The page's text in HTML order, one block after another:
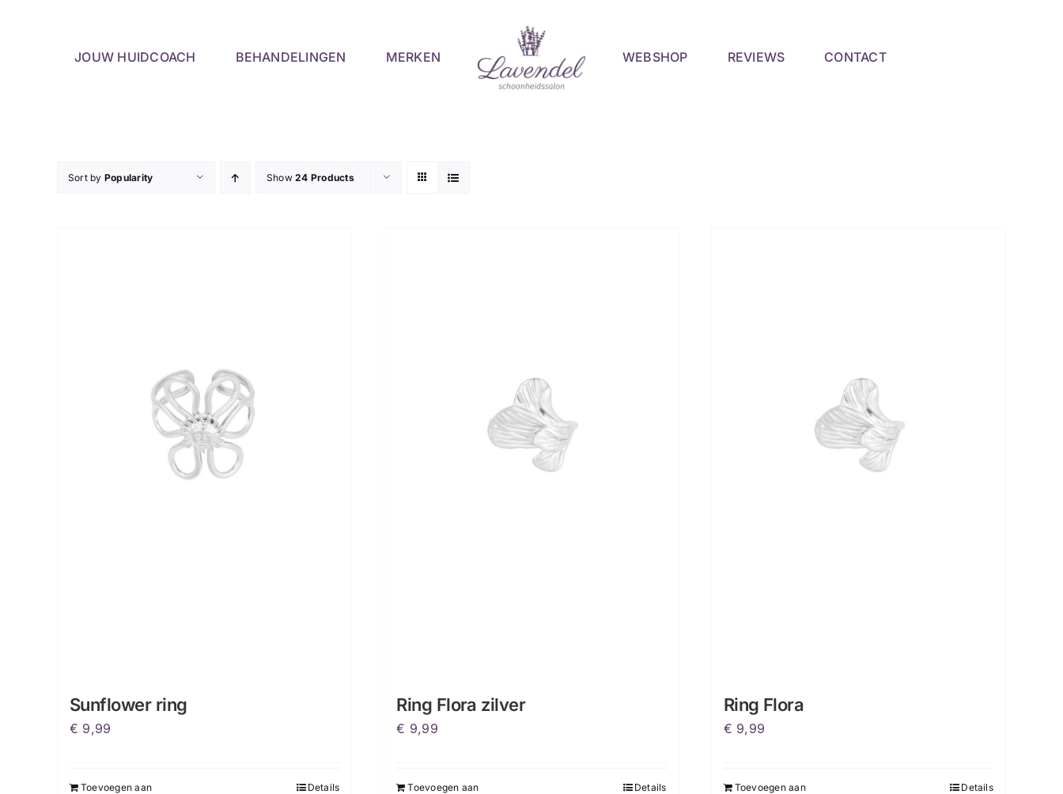
JOUW HUIDCOACH BEHANDELINGEN MERKEN WEBSHOP REVIEWS CONTACT
Sort by Popularity Show24 Products
Sunflower ring
€ 9,99
Toevoegen aan
Details
Ring Flora zilver
€ 9,99
Toevoegen aan
Details
Ring Flora
€ 9,99
Toevoegen aan
Details